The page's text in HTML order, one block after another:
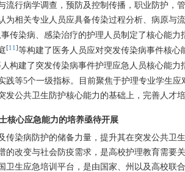
流行病学调查，预防及控制传播，职业防护，
为相关专业人员应具备传染过程分析、病原与
传染病、感染治疗的护理人员制定了核心能
[11 ]等构建了医务人员应对突发传染病事件核
构建了突发传染病事件护理应急人员核心能力
践等5个一级指标。目前聚焦于护理专业学生
发公共卫生防护核心能力的基础上，完善人才
核心应急能力的培养亟待开展
传染病防护的储备力量，提升其在突发公共卫
的改变与社会防疫需求，是高校护理教育需要
卫生应急培训平台，是由国家、州以及高校联